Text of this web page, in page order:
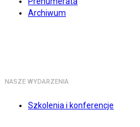
Archiwum
NASZE WYDARZENIA
Szkolenia i konferencje